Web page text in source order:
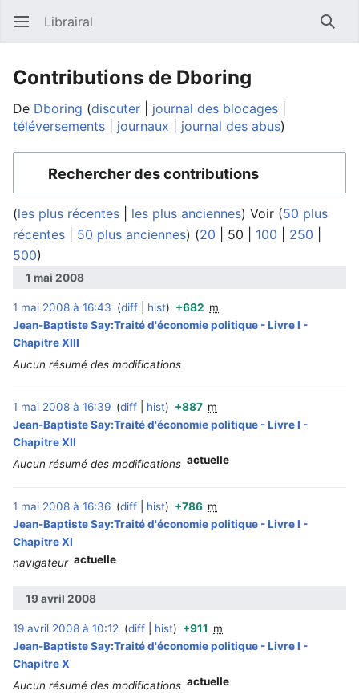
Ouvrir le menu principal Librairal
Contributions de Dboring
De Dboring discuter
journal des blocages
téléversements
journaux journal des abus
Rechercher des contributions
(les plus récentes les plus anciennes) Voir (50 plus
récentes
50 plus anciennes) (20 50 100 250
500)
1 mai 2008
1 mai 2008 à 16:43 diff hist +682 m
Jean-Baptiste Say:Traité d'économie politique - Livre I -
Chapitre XIII
Aucun résumé des modifications
1 mai 2008 à 16:39 diff hist +887 m
Jean-Baptiste Say:Traité d'économie politique - Livre I -
Chapitre XII
Aucun résumé des modifications actuelle
1 mai 2008 à 16:36 diff hist +786 m
Jean-Baptiste Say:Traité d'économie politique - Livre I -
Chapitre XI
navigateur actuelle
19 avril 2008
19 avril 2008 à 10:12 diff hist +911 m
Jean-Baptiste Say:Traité d'économie politique - Livre I -
Chapitre X
Aucun résumé des modifications actuelle